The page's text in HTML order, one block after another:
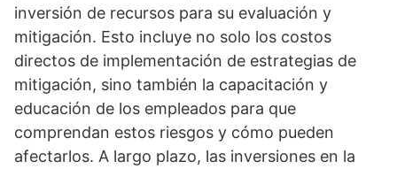
inversión de recursos para su evaluación y
mitigación. Esto incluye no solo los costos
directos de implementación de estrategias de
mitigación, sino también la capacitación y
educación de los empleados para que
comprendan estos riesgos y cómo pueden
afectarlos. A largo plazo, las inversiones en la